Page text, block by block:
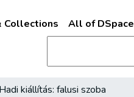
Collections All of DSpace
Hadi kiállítás: falusi szoba